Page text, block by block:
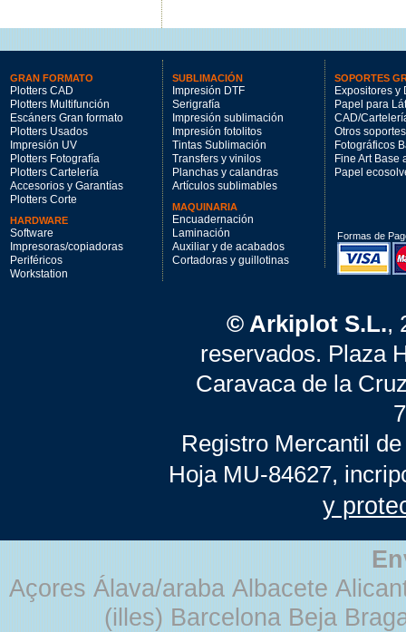
GRAN FORMATO
Plotters CAD
Plotters Multifunción
Escáners Gran formato
Plotters Usados
Impresión UV
Plotters Fotografía
Plotters Cartelería
Accesorios y Garantías
Plotters Corte
HARDWARE
Software
Impresoras/copiadoras
Periféricos
Workstation
SUBLIMACIÓN
Impresión DTF
Serigrafía
Impresión sublimación
Impresión fotolitos
Tintas Sublimación
Transfers y vinilos
Planchas y calandras
Artículos sublimables
MAQUINARIA
Encuadernación
Laminación
Auxiliar y de acabados
Cortadoras y guillotinas
SOPORTES
Expositores y
Papel para
CAD/
Otros soportes
Fotográficos
Fine Art Base
Papel
Formas de
© Arkiplot S.L.,
reservados. Plaza
Caravaca de la
Registro Mercantil
Hoja MU-84627,
y
Açores Álava/araba Albacete
(illes) Barcelona Beja